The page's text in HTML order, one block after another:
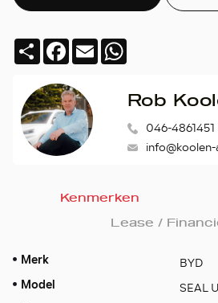
DeelFacebook
Email
Rob
046-4861451
Kenmerken
Lease /
Merk BYD
Model SEAL U